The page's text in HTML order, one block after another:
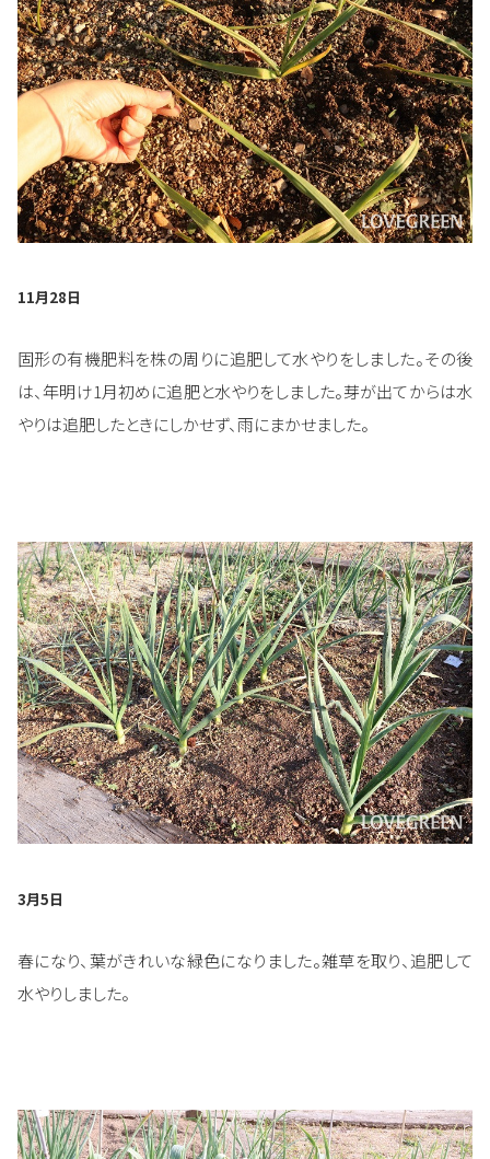
11月28日
固形の有機肥料を株の周りに追肥して水やりをしました。その後
は、年明け1月初めに追肥と水やりをしました。芽が出てからは水
やりは追肥したときにしかせず、雨にまかせました。
3月5日
春になり、葉がきれいな緑色になりました。雑草を取り、追肥して
水やりしました。